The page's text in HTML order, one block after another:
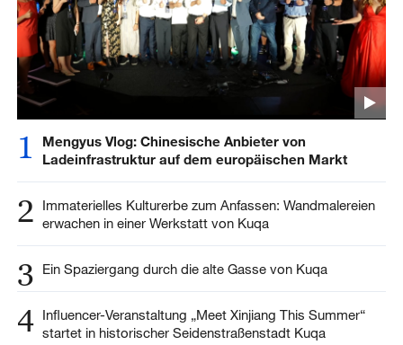
1
Mengyus Vlog: Chinesische Anbieter von
Ladeinfrastruktur auf dem europäischen Markt
2
Immaterielles Kulturerbe zum Anfassen: Wandmalereien
erwachen in einer Werkstatt von Kuqa
3 Ein Spaziergang durch die alte Gasse von Kuqa
4 Influencer-Veranstaltung „Meet Xinjiang This Summer“
startet in historischer Seidenstraßenstadt Kuqa